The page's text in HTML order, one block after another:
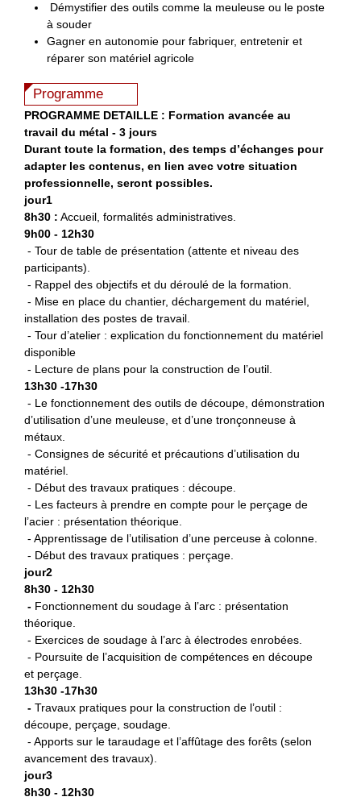
Démystifier des outils comme la meuleuse ou le poste
à souder
Gagner en autonomie pour fabriquer, entretenir et
réparer son matériel agricole
Programme
PROGRAMME DETAILLE : Formation avancée au
travail du métal - 3 jours
Durant toute la formation, des temps d’échanges pour
adapter les contenus, en lien avec votre situation
professionnelle, seront possibles.
jour1
8h30 : Accueil, formalités administratives.
9h00 - 12h30
- Tour de table de présentation (attente et niveau des
participants).
- Rappel des objectifs et du déroulé de la formation.
- Mise en place du chantier, déchargement du matériel,
installation des postes de travail.
- Tour d’atelier : explication du fonctionnement du matériel
disponible
- Lecture de plans pour la construction de l’outil.
13h30 -17h30
- Le fonctionnement des outils de découpe, démonstration
d’utilisation d’une meuleuse, et d’une tronçonneuse à
métaux.
- Consignes de sécurité et précautions d’utilisation du
matériel.
- Début des travaux pratiques : découpe.
- Les facteurs à prendre en compte pour le perçage de
l’acier : présentation théorique.
- Apprentissage de l’utilisation d’une perceuse à colonne.
- Début des travaux pratiques : perçage.
jour2
8h30 - 12h30
- Fonctionnement du soudage à l’arc : présentation
théorique.
- Exercices de soudage à l’arc à électrodes enrobées.
- Poursuite de l’acquisition de compétences en découpe
et perçage.
13h30 -17h30
- Travaux pratiques pour la construction de l’outil :
découpe, perçage, soudage.
- Apports sur le taraudage et l’affûtage des forêts (selon
avancement des travaux).
jour3
8h30 - 12h30